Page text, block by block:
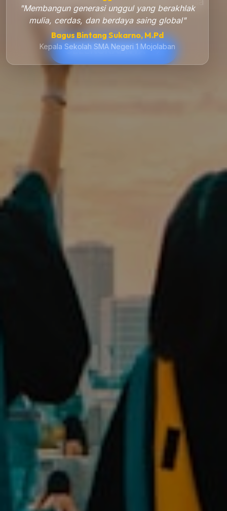
depan.
SELENGKAPNYA
"Membangun generasi unggul yang berakhlak
mulia, cerdas, dan berdaya saing global"
Bagus Bintang Sukarno, M.Pd
Kepala Sekolah SMA Negeri 1 Mojolaban